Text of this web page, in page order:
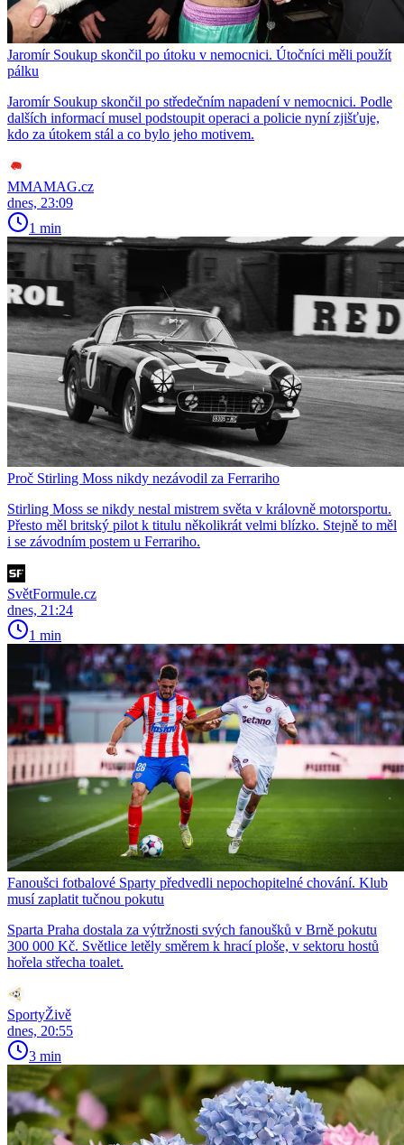
Jaromír Soukup skončil po útoku v nemocnici. Útočníci měli použít
pálku
Jaromír Soukup skončil po středečním napadení v nemocnici. Podle
dalších informací musel podstoupit operaci a policie nyní zjišťuje,
kdo za útokem stál a co bylo jeho motivem.
MMAMAG.cz
dnes, 23:09
1 min
Proč Stirling Moss nikdy nezávodil za Ferrariho
Stirling Moss se nikdy nestal mistrem světa v královně motorsportu.
Přesto měl britský pilot k titulu několikrát velmi blízko. Stejně to měl
i se závodním postem u Ferrariho.
SvětFormule.cz
dnes, 21:24
1 min
Fanoušci fotbalové Sparty předvedli nepochopitelné chování. Klub
musí zaplatit tučnou pokutu
Sparta Praha dostala za výtržnosti svých fanoušků v Brně pokutu
300 000 Kč. Světlice letěly směrem k hrací ploše, v sektoru hostů
hořela střecha toalet.
SportyŽivě
dnes, 20:55
3 min